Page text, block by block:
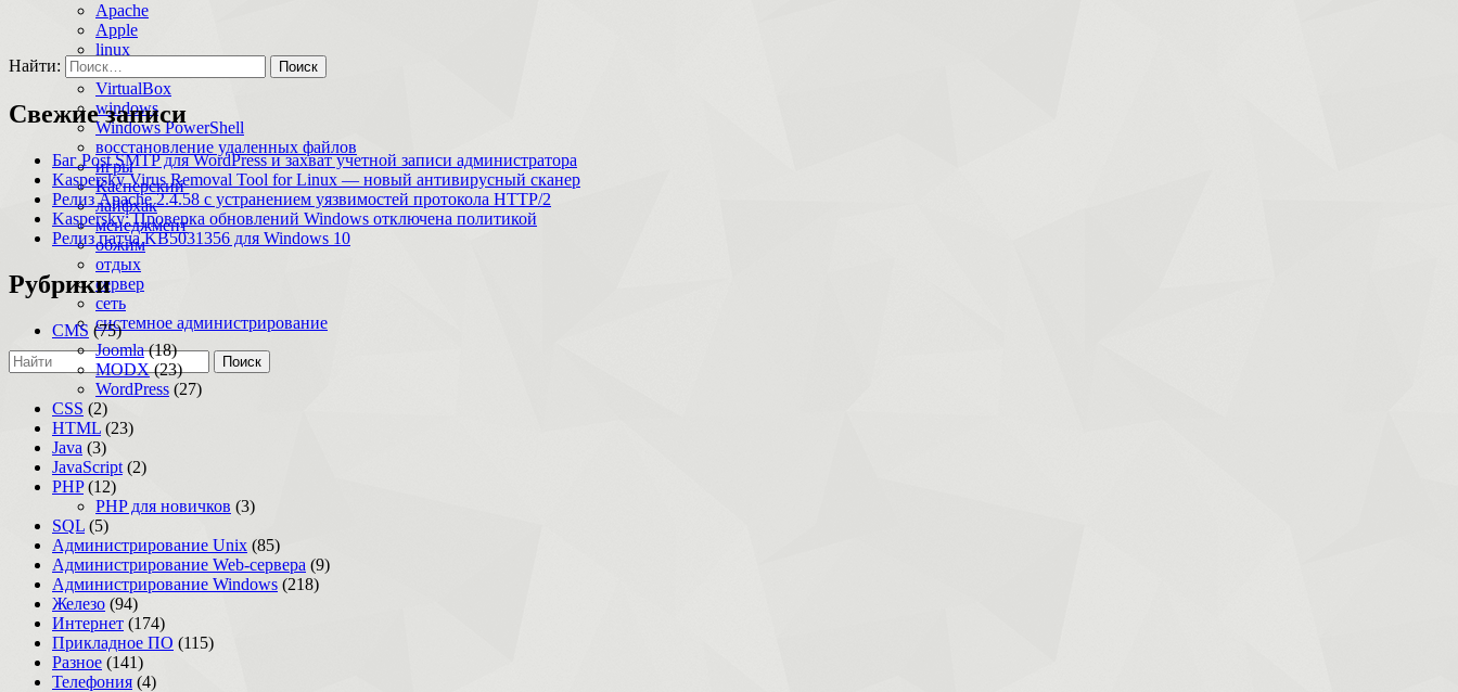
Apache
Apple
linux
macOS
VirtualBox
windows
Windows PowerShell
восстановление удаленных файлов
игры
Касперский
лайфхак
менеджмент
обжим
отдых
сервер
сеть
системное администрирование
Поиск
Найти:
Свежие записи
Баг Post SMTP для WordPress и захват учетной записи администратора
Kaspersky Virus Removal Tool for Linux — новый антивирусный сканер
Релиз Apache 2.4.58 с устранением уязвимостей протокола HTTP/2
Kaspersky: Проверка обновлений Windows отключена политикой
Релиз патча KB5031356 для Windows 10
Рубрики
CMS (75)
Joomla(18)
MODX(23)
WordPress (27)
CSS (2)
HTML (23)
Java (3)
JavaScript (2)
PHP(12)
PHP для новичков (3)
SQL (5)
Администрирование Unix (85)
Администрирование Web-сервера (9)
Администрирование Windows (218)
Железо (94)
Интернет (174)
Прикладное ПО (115)
Разное (141)
Телефония (4)